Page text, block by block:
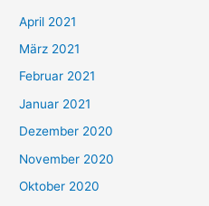
:
April 2021
März 2021
Februar 2021
Januar 2021
Dezember 2020
November 2020
Oktober 2020